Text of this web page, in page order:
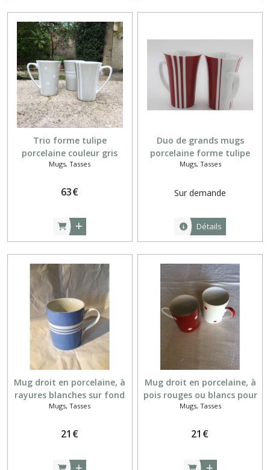
Trio forme tulipe
porcelaine couleur gris
perle à pois, rayures
Mugs, Tasses
63€
Duo de grands mugs
porcelaine forme tulipe
rouge et blanc à rayures
Mugs, Tasses
Sur demande
Détails
Mug droit en porcelaine, à
rayures blanches sur fond
bleu, peint à la main
Mugs, Tasses
21 €
Mug droit en porcelaine, à
pois rouges ou blancs pour
le thé, le chocolat ou la
Mugs, Tasses
21 €